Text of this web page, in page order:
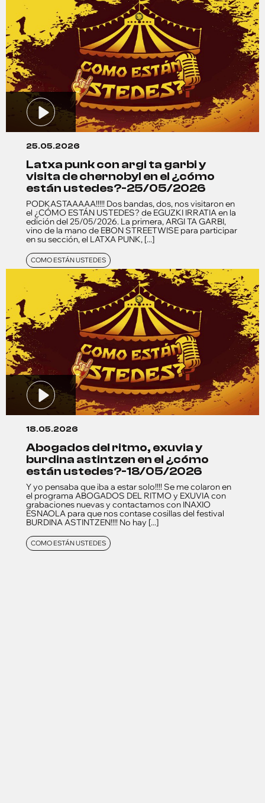
25.05.2026
latxa punk con argi ta garbi y
visita de chernobyl en el ¿cómo
están ustedes?-25/05/2026
PODKASTAAAAA!!!!! Dos bandas, dos, nos visitaron en
el ¿CÓMO ESTÁN USTEDES? de EGUZKI IRRATIA en la
edición del 25/05/2026. La primera, ARGI TA GARBI,
vino de la mano de EBON STREETWISE para participar
en su sección, el LATXA PUNK, [...]
COMO ESTÁN USTEDES
18.05.2026
abogados del ritmo, exuvia y
burdina astintzen en el ¿cómo
están ustedes?-18/05/2026
Y yo pensaba que iba a estar solo!!!! Se me colaron en
el programa ABOGADOS DEL RITMO y EXUVIA con
grabaciones nuevas y contactamos con INAXIO
ESNAOLA para que nos contase cosillas del festival
BURDINA ASTINTZEN!!!! No hay [...]
COMO ESTÁN USTEDES